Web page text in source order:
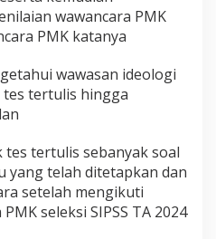
wawancara PMK
PMK katanya
wawasan ideologi
tertulis hingga
tertulis sebanyak soal
yang telah ditetapkan dan
setelah mengikuti
seleksi SIPSS TA 2024